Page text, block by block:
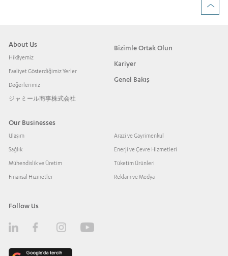
About Us
Hikâyemiz
Faaliyet Gösterdiğimiz Yerler
Değerlerimiz
ジャミール商事株式会社
Bizimle Ortak Olun
Kariyer
Genel Bakış
Our Businesses
Ulaşım
Sağlık
Mühendislik ve Üretim
Finansal Hizmetler
Arazi ve Gayrimenkul
Enerji ve Çevre Hizmetleri
Tüketim Ürünleri
Reklam ve Medya
Follow Us